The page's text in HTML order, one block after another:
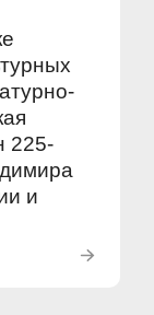
225-
и